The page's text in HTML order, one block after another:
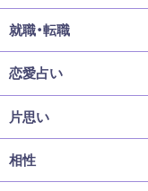
就職・転職
恋愛占い
片思い
相性